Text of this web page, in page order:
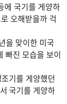
에 국기를 게양하
오해받을까 걱
을 맞이한 미국
빠진 모습을 보이
기를 게양했던
국기를 게양하